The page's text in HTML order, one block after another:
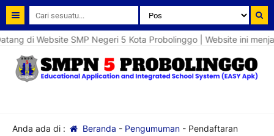
di Website SMP Negeri 5 Kota Probolinggo | Website ini
Anda ada di : Beranda - Pengumuman- Pendaftaran